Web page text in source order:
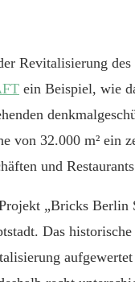
Revitalisierung
ein Beispiel, wie
von 32.000 m² ein
und
„Bricks Berlin
Das